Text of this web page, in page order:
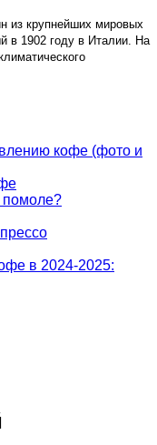
из крупнейших мировых
в 1902 году в Италии. На
кофе (фото и
помоле?
в 2024-2025: